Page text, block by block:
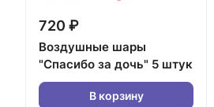
720 ₽
Воздушные шары
"Спасибо за дочь" 5 штук
В корзину